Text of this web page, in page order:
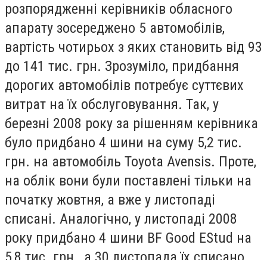
розпорядженні керівників обласного
апарату зосереджено 5 автомобілів,
вартість чотирьох з яких становить від 93
до 141 тис. грн. Зрозуміло, придбання
дорогих автомобілів потребує суттєвих
витрат на їх обслуговування. Так, у
березні 2008 року за рішенням керівника
було придбано 4 шини на суму 5,2 тис.
грн. на автомобіль Toyota Avensis. Проте,
на облік вони були поставлені тільки на
початку жовтня, а вже у листопаді
списані. Аналогічно, у листопаді 2008
року придбано 4 шини BF Good EStud на